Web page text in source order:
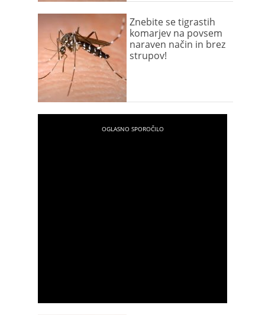
Znebite se tigrastih
komarjev na povsem
naraven način in brez
strupov!